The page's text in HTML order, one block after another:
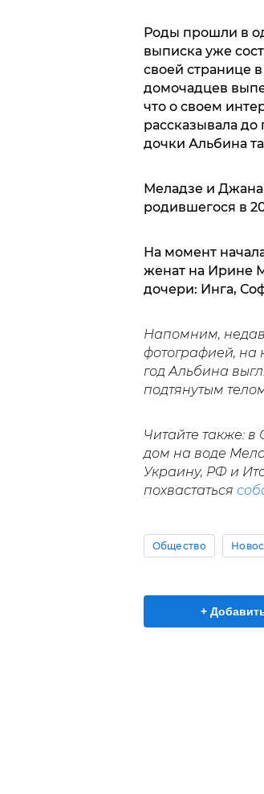
Роды прошли в
выписка уже
своей странице
домочадцев
что о своем
рассказывала
дочки Альбина
Меладзе и
родившегося в
На момент
женат на Ирине
дочери: Инга,
Напомним,
фотографией, на
год Альбина
подтянутым
Читайте также: в
дом на воде
Украину, РФ и
похвастаться
Общество
+